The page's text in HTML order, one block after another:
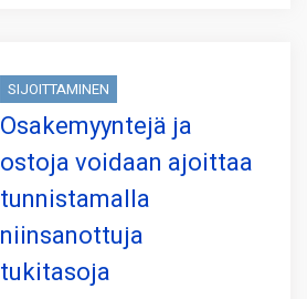
SIJOITTAMINEN
Osakemyyntejä ja
ostoja voidaan ajoittaa
tunnistamalla
niinsanottuja
tukitasoja